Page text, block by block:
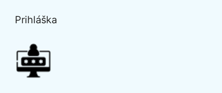
Prihláška